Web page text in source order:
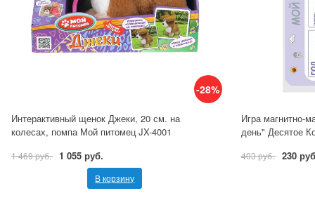
-28%
Интерактивный щенок Джеки, 20 см. на
колесах, помпа Мой питомец JX-4001
1 469 руб. 1 055 руб.
В корзину
Игра магнитно-
день" Десятое
403 руб. 230